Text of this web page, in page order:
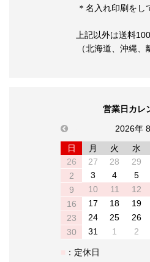
＊名入れ印刷をし
上記以外は送料
（北海道、沖縄、
営業日カレ
previous
2026年
日
月 火 水
26
27 28 29
2
3 4 5
9
10 11 12
16
17 18 19
23
24 25 26
30
31 1 2
：定休日